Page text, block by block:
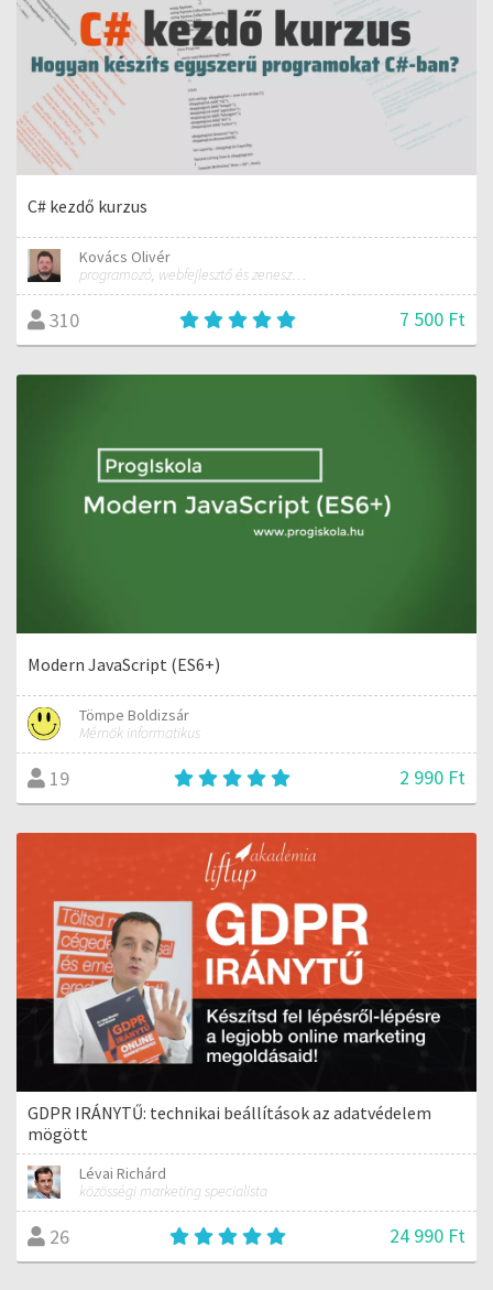
C# kezdő kurzus
Kovács Olivér
programozó, webfejlesztő és zeneszerző
310 7 500 Ft
Modern JavaScript (ES6+)
Tömpe Boldizsár
Mérnök informatikus
19 2 990 Ft
GDPR IRÁNYTŰ: technikai beállítások az adatvédelem
mögött
Lévai Richárd
közösségi marketing specialista
26 24 990 Ft